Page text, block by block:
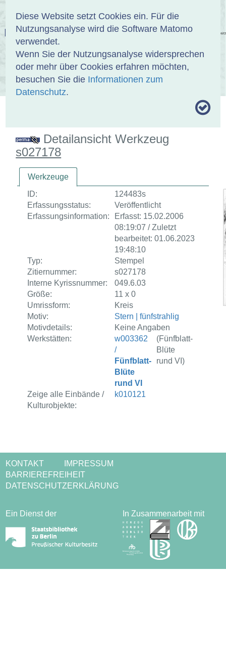
Diese Website setzt Cookies ein. Für die
Nutzungsanalyse wird die Software Matomo
verwendet.
Wenn Sie der Nutzungsanalyse widersprechen
oder mehr über Cookies erfahren möchten,
besuchen Sie die Informationen zum
Datenschutz.
EINBANDDATENBANK
ÜBER UNS SAMMLUNGEN SUCHE
Detailansicht Werkzeug
s027178
Werkzeuge
ID:
124483s
Erfassungsstatus:
Veröffentlicht
Erfassungsinformation:
Erfasst: 15.02.2006
08:19:07 / Zuletzt
bearbeitet: 01.06.2023
19:48:10
Typ:
Stempel
Zitiernummer:
s027178
Interne Kyrissnummer:
049.6.03
Größe:
11 x 0
Umrissform:
Kreis
Motiv:
Stern | fünfstrahlig
Motivdetails:
Keine Angaben
Werkstätten:
w003362
/
Fünfblatt-
Blüte
rund VI
(Fünfblatt-
Blüte
rund VI)
Zeige alle Einbände /
Kulturobjekte:
k010121
KONTAKT
IMPRESSUM
BARRIEREFREIHEIT
DATENSCHUTZERKLÄRUNG
Ein Dienst der In Zusammenarbeit mit